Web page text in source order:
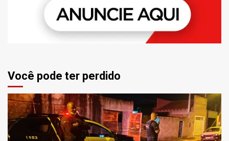
Você pode ter perdido